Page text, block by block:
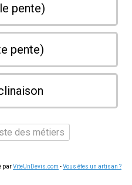
pente)
pente)
des métiers
parViteUnDevis.com -Vous êtes un artisan ?